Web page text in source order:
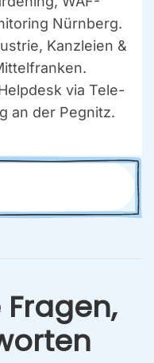
Nürn­berg.
Kanz­lei­en &
via Tele­
an der Peg­nitz.